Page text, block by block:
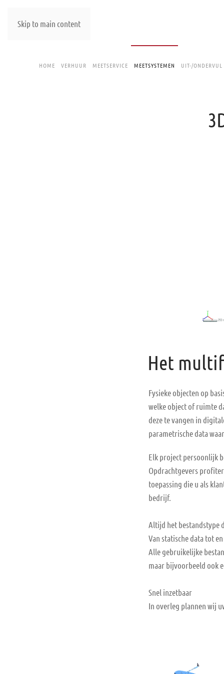
Skip to main content
HOME VERHUUR MEETSERVICE MEETSYSTEMEN UIT-/ONDERVUL
Het
Fysieke objecten op
welke object of ruimte
deze te vangen in
parametrische data
Elk project persoonlijk
Opdrachtgevers
toepassing die u als
bedrijf.
Altijd het bestandstype
Van statische data tot
Alle gebruikelijke
maar bijvoorbeeld ook
Snel inzetbaar
In overleg plannen wij